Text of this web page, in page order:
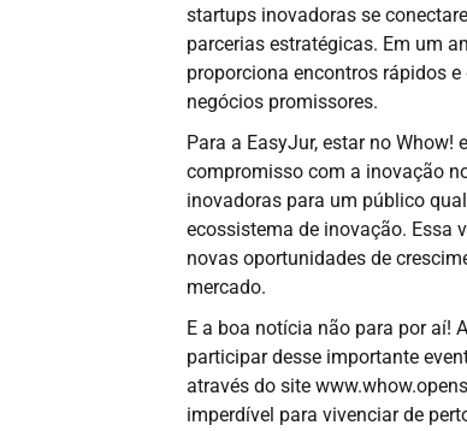
startups inovadoras se
parcerias estratégicas. Em um
proporciona encontros rápidos
negócios promissores.
Para a EasyJur, estar no Whow!
compromisso com a inovação
inovadoras para um público
ecossistema de inovação. Essa
novas oportunidades de
mercado.
E a boa notícia não para por aí!
participar desse importante
através do site
imperdível para vivenciar de